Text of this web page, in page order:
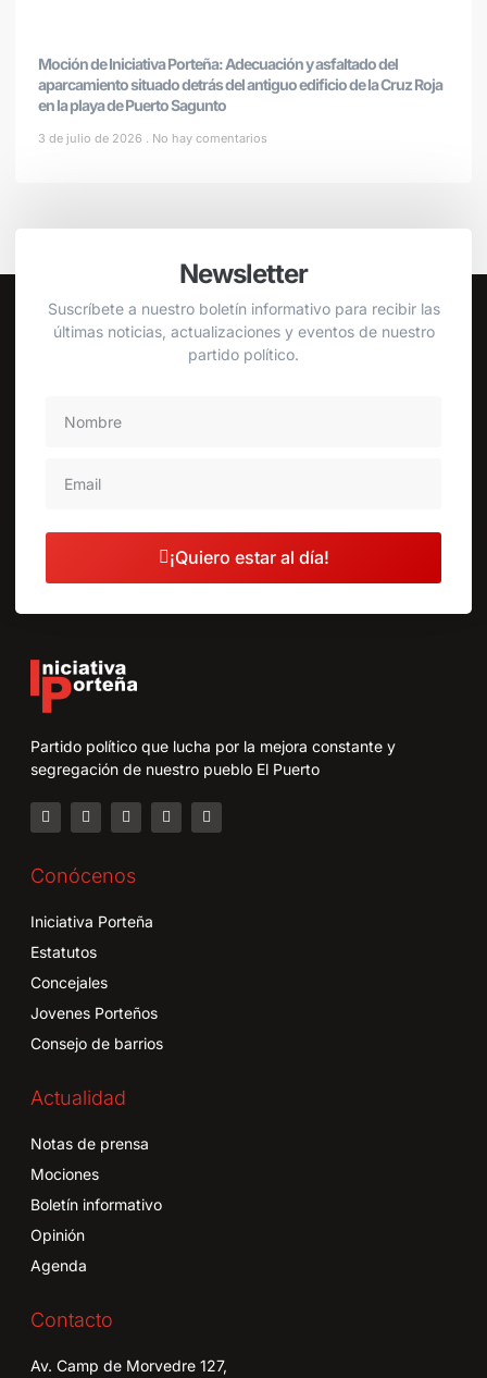
Moción de Iniciativa Porteña: Adecuación y asfaltado del
aparcamiento situado detrás del antiguo edificio de la Cruz Roja
en la playa de Puerto Sagunto
3 de julio de 2026 No hay comentarios
Newsletter
Suscríbete a nuestro boletín informativo para recibir las
últimas noticias, actualizaciones y eventos de nuestro
partido político.
¡Quiero estar al día!
Partido político que lucha por la mejora constante y
segregación de nuestro pueblo El Puerto
Conócenos
Iniciativa Porteña
Estatutos
Concejales
Jovenes Porteños
Consejo de barrios
Actualidad
Notas de prensa
Mociones
Boletín informativo
Opinión
Agenda
Contacto
Av. Camp de Morvedre 127,